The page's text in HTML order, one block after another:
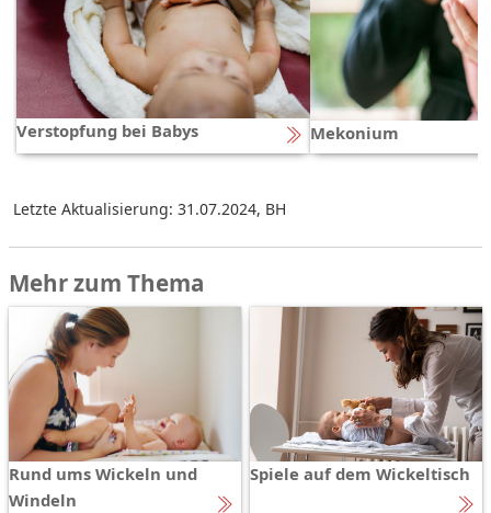
Verstopfung bei Babys Mekonium
Letzte Aktualisierung: 31.07.2024, BH
Mehr zum Thema
Rund ums Wickeln und
Windeln
Spiele auf dem Wickeltisch